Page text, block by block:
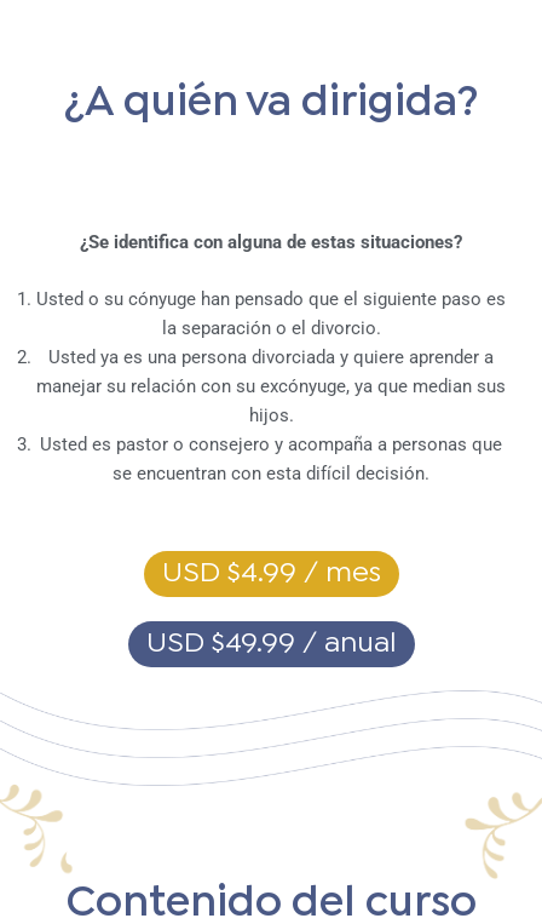
¿A quién va dirigida?
¿Se identifica con alguna de estas situaciones?
Usted o su cónyuge han pensado que el siguiente paso es
la separación o el divorcio.
Usted ya es una persona divorciada y quiere aprender a
manejar su relación con su excónyuge, ya que median sus
hijos.
Usted es pastor o consejero y acompaña a personas que
se encuentran con esta difícil decisión.
USD $4.99 / mes
USD $49.99 / anual
Contenido del curso